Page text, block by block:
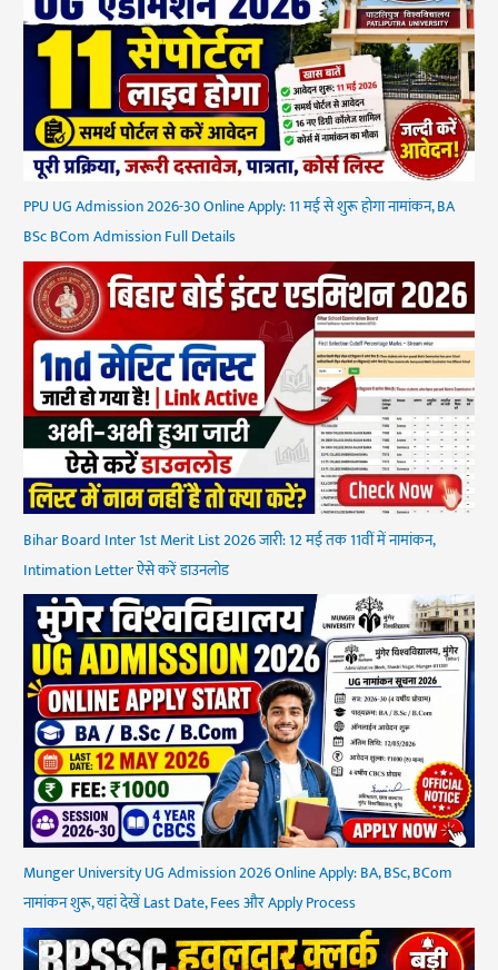
PPU UG Admission 2026-30 Online Apply: 11 मई से शुरू होगा नामांकन, BA
BSc BCom Admission Full Details
Bihar Board Inter 1st Merit List 2026 जारी: 12 मई तक 11वीं में नामांकन,
Intimation Letter ऐसे करें डाउनलोड
Munger University UG Admission 2026 Online Apply: BA, BSc, BCom
नामांकन शुरू, यहां देखें Last Date, Fees और Apply Process